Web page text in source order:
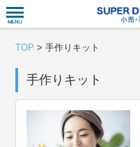
TOP >手作りキット
手作りキット